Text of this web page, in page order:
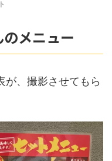
メニュー
が、撮影させてもら